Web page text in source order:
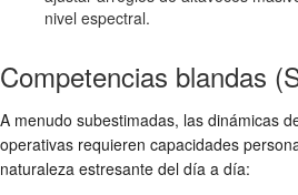
nivel espectral.
Competencias blandas
A menudo subestimadas, las dinámicas
operativas requieren capacidades
naturaleza estresante del día a día: